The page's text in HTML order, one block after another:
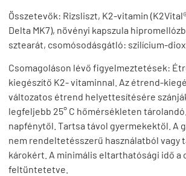
Összetevők: Rizsliszt, K2-vitamin
Delta MK7), növényi kapszula
sztearát, csomósodásgátló: szilícium-
Csomagoláson lévő figyelmeztetések:
kiegészítő K2- vitaminnal. Az étrend-
változatos étrend helyettesítésére
legfeljebb 25° C hőmérsékleten
napfénytől. Tartsa távol gyermekektől. A
nem rendeltetésszerű használatból vagy
károkért. A minimális eltarthatósági idő a
feltüntetetve.